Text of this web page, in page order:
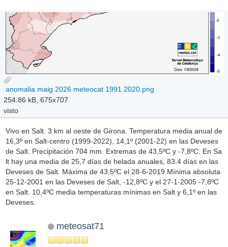
anomalia maig 2026 meteocat 1991 2020.png
254.86 kB, 675x707
visto
Vivo en Salt. 3 km al oeste de Girona. Temperatura media anual de
16,3º en Salt-centro (1999-2022), 14,1º (2001-22) en las Deveses
de Salt. Precipitación 704 mm. Extremas de 43,5ºC y -7,8ºC. En Sa
lt hay una media de 25,7 días de helada anuales, 83.4 días en las
Deveses de Salt. Máxima de 43,5ºC el 28-6-2019.Mínima absoluta
25-12-2001 en las Deveses de Salt, -12,8ºC y el 27-1-2005 -7,8ºC
en Salt. 10,4ºC media temperaturas mínimas en Salt y 6,1º en las
Deveses.
meteosat71